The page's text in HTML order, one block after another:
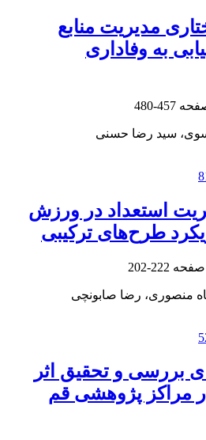
مدیریت منابع
به وفاداری
457-480
سید رضا حسنی
استعداد در ورزش
طرح‌های ترکیبی
222-202
منصوری، رضا صابونچی
بررسی و تحقیق اثر
مراکز پژوهشی قم